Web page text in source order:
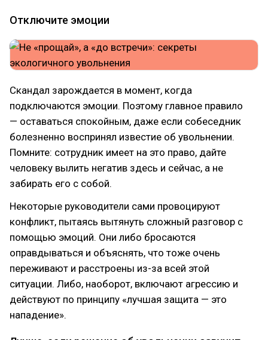
Отключите эмоции
Скандал зарождается в момент, когда
подключаются эмоции. Поэтому главное правило
— оставаться спокойным, даже если собеседник
болезненно воспринял известие об увольнении.
Помните: сотрудник имеет на это право, дайте
человеку вылить негатив здесь и сейчас, а не
забирать его с собой.
Некоторые руководители сами провоцируют
конфликт, пытаясь вытянуть сложный разговор с
помощью эмоций. Они либо бросаются
оправдываться и объяснять, что тоже очень
переживают и расстроены из-за всей этой
ситуации. Либо, наоборот, включают агрессию и
действуют по принципу «лучшая защита — это
нападение».